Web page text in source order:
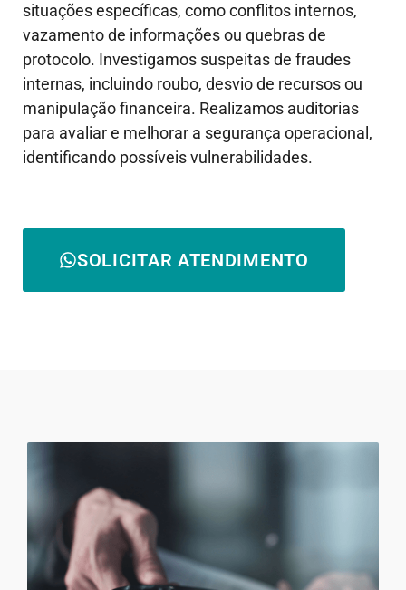
situações específicas, como conflitos internos,
vazamento de informações ou quebras de
protocolo. Investigamos suspeitas de fraudes
internas, incluindo roubo, desvio de recursos ou
manipulação financeira. Realizamos auditorias
para avaliar e melhorar a segurança operacional,
identificando possíveis vulnerabilidades.
SOLICITAR ATENDIMENTO